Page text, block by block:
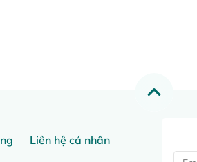
Liên hệ cá nhân